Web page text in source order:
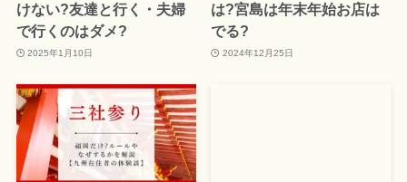
けない?友達と行く・夫婦
で行くのはダメ?
2025年1月10日
は?宮島は年末年始お店は
でる?
2024年12月25日